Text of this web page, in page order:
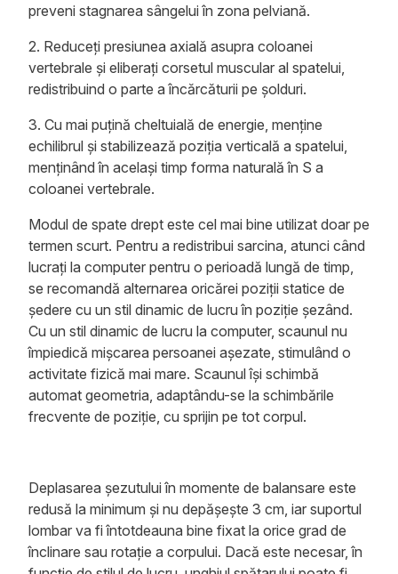
preveni stagnarea sângelui în zona pelviană.
2. Reduceți presiunea axială asupra coloanei
vertebrale și eliberați corsetul muscular al spatelui,
redistribuind o parte a încărcăturii pe șolduri.
3. Cu mai puțină cheltuială de energie, menține
echilibrul și stabilizează poziția verticală a spatelui,
menținând în același timp forma naturală în S a
coloanei vertebrale.
Modul de spate drept este cel mai bine utilizat doar pe
termen scurt. Pentru a redistribui sarcina, atunci când
lucrați la computer pentru o perioadă lungă de timp,
se recomandă alternarea oricărei poziții statice de
ședere cu un stil dinamic de lucru în poziție șezând.
Cu un stil dinamic de lucru la computer, scaunul nu
împiedică mișcarea persoanei așezate, stimulând o
activitate fizică mai mare. Scaunul își schimbă
automat geometria, adaptându-se la schimbările
frecvente de poziție, cu sprijin pe tot corpul.
Deplasarea șezutului în momente de balansare este
redusă la minimum și nu depășește 3 cm, iar suportul
lombar va fi întotdeauna bine fixat la orice grad de
înclinare sau rotație a corpului. Dacă este necesar, în